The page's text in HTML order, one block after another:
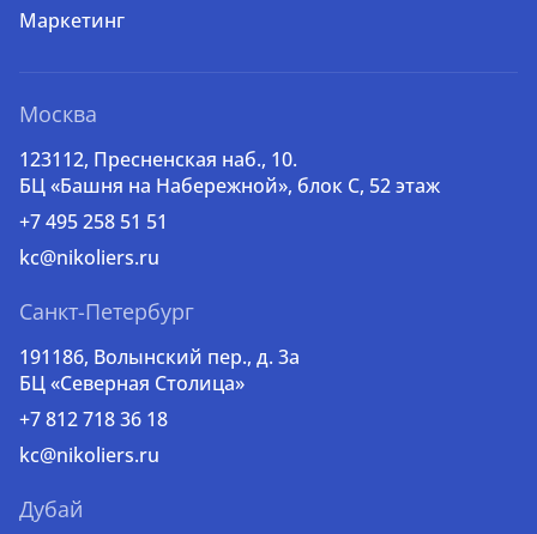
Маркетинг
Москва
123112, Пресненская наб., 10.
БЦ «Башня на Набережной», блок С, 52 этаж
+7 495 258 51 51
kc@nikoliers.ru
Санкт-Петербург
191186, Волынский пер., д. 3a
БЦ «Северная Столица»
+7 812 718 36 18
kc@nikoliers.ru
Дубай